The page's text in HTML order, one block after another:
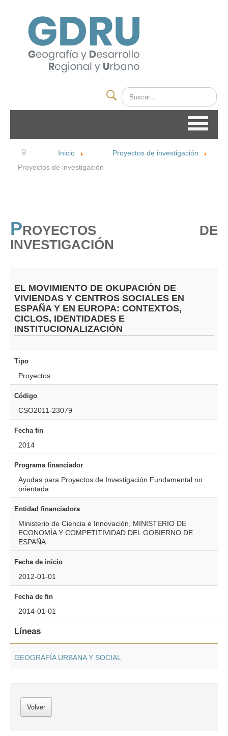
Buscar
INICIO
EL GRUPO
PUBLICACIONES
Inicio
Proyectos de investigación
Proyectos de investigación
PROYECTOS DE
INVESTIGACIÓN
EL MOVIMIENTO DE OKUPACIÓN DE
VIVIENDAS Y CENTROS SOCIALES EN
ESPAÑA Y EN EUROPA: CONTEXTOS,
CICLOS, IDENTIDADES E
INSTITUCIONALIZACIÓN
Tipo
Proyectos
Código
CSO2011-23079
Fecha fin
2014
Programa financiador
Ayudas para Proyectos de Investigación Fundamental no
orientada
Entidad financiadora
Ministerio de Ciencia e Innovación, MINISTERIO DE
ECONOMÍA Y COMPETITIVIDAD DEL GOBIERNO DE
ESPAÑA
Fecha de inicio
2012-01-01
Fecha de fin
2014-01-01
Líneas
GEOGRAFÍA URBANA Y SOCIAL
Volver